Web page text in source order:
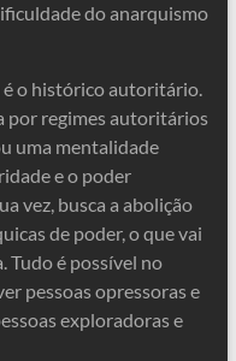
do anarquismo
é o histórico autoritário.
por regimes autoritários
uma mentalidade
e o poder
vez, busca a abolição
de poder, o que vai
Tudo é possível no
pessoas opressoras e
exploradoras e